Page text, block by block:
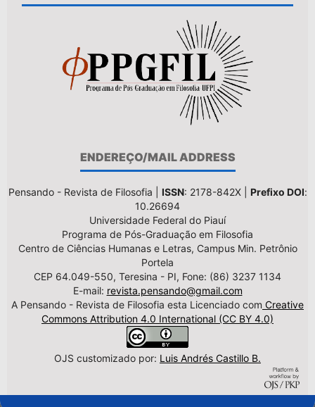
ENDEREÇO/MAIL ADDRESS
Pensando - Revista de Filosofia | ISSN: 2178-842X | Prefixo DOI:
10.26694
Universidade Federal do Piauí
Programa de Pós-Graduação em Filosofia
Centro de Ciências Humanas e Letras, Campus Min. Petrônio
Portela
CEP 64.049-550, Teresina - PI, Fone: (86) 3237 1134
E-mail: revista.pensando@gmail.com
A Pensando - Revista de Filosofia esta Licenciado com Creative
Commons Attribution 4.0 International (CC BY 4.0)
OJS customizado por: Luis Andrés Castillo B.